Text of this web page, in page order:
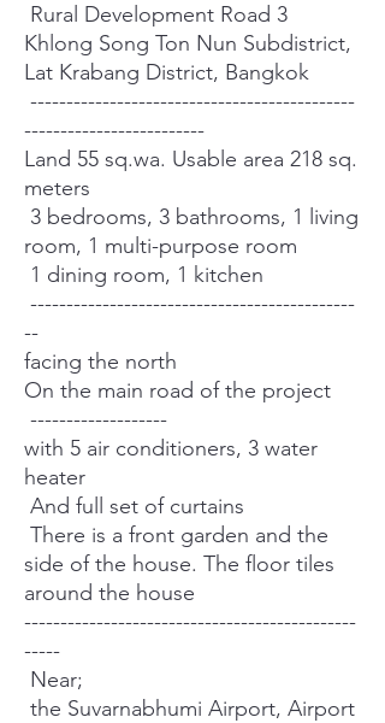
Rural Development Road 3
Khlong Song Ton Nun Subdistrict,
Lat Krabang District, Bangkok
---------------------------------------------
-------------------------
Land 55 sq.wa. Usable area 218 sq.
meters
3 bedrooms, 3 bathrooms, 1 living
room, 1 multi-purpose room
1 dining room, 1 kitchen
---------------------------------------------
--
facing the north
On the main road of the project
-------------------
with 5 air conditioners, 3 water
heater
And full set of curtains
There is a front garden and the
side of the house. The floor tiles
around the house
----------------------------------------------
-----
Near;
the Suvarnabhumi Airport, Airport